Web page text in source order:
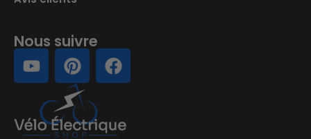
Nous suivre